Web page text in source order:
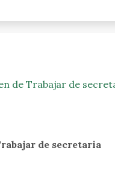
de secretaria